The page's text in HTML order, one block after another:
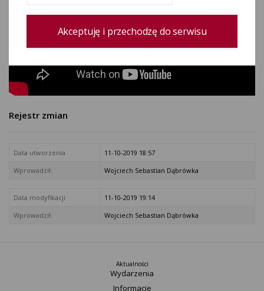
Rejestr zmian
Data utworzenia
11-10-2019 18:57
Wprowadził:
Wojciech Sebastian Dąbrówka
Data modyfikacji
11-10-2019 19:14
Wprowadził:
Wojciech Sebastian Dąbrówka
Aktualności
Wydarzenia
Informacje
Akceptuję i przechodzę do serwisu